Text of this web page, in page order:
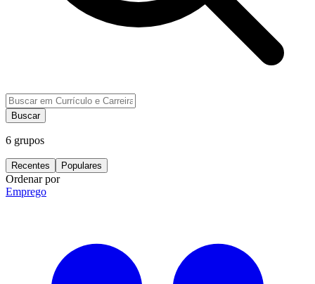
Buscar
6 grupos
Recentes Populares
Ordenar por
Emprego